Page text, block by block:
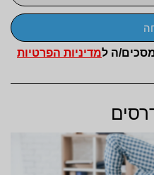
ה למדיניות הפרטיות